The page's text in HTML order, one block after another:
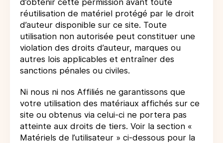
d’obtenir cette permission avant toute
réutilisation de matériel protégé par le droit
d’auteur disponible sur ce site. Toute
utilisation non autorisée peut constituer une
violation des droits d’auteur, marques ou
autres lois applicables et entraîner des
sanctions pénales ou civiles.
Ni nous ni nos Affiliés ne garantissons que
votre utilisation des matériaux affichés sur ce
site ou obtenus via celui-ci ne portera pas
atteinte aux droits de tiers. Voir la section «
Matériels de l’utilisateur » ci-dessous pour la